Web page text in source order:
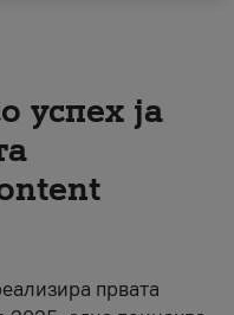
успех ја
првата